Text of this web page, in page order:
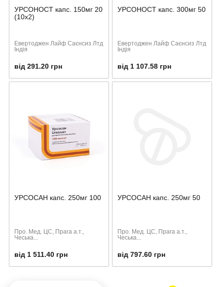
УРСОНОСТ капс. 150мг 20
(10х2)
Евертоджен Лайф Саєнсиз Лтд
Індія
від 291.20 грн
УРСОНОСТ капс. 300мг 50
Евертоджен Лайф Саєнсиз Лтд
Індія
від 1 107.58 грн
УРСОСАН капс. 250мг 100
Про. Мед. ЦС, Прага а.т.,
Чеська...
від 1 511.40 грн
УРСОСАН капс. 250мг 50
Про. Мед. ЦС, Прага а.т.,
Чеська...
від 797.60 грн